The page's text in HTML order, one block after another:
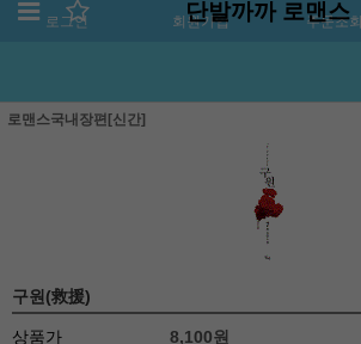
로그인 회원가입 주문조회
단발까까 로맨스
로맨스국내장편[신간]
구원(救援)
상품가 8,100원